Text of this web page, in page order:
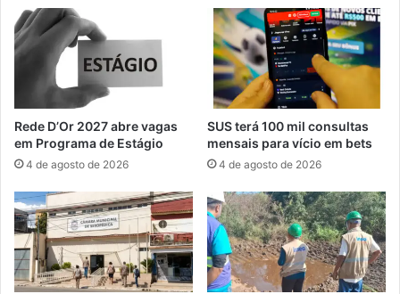
s
e
a
l
i
a
r
d
e
m
a
n
a
t
r
e
s
d
a
E
x
p
o
S
Rede D’Or 2027 abre vagas
em Programa de Estágio
4 de agosto de 2026
SUS terá 100 mil consultas
mensais para vício em bets
4 de agosto de 2026